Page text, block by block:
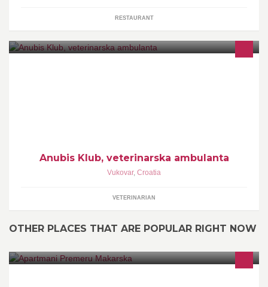
RESTAURANT
Anubis Klub, veterinarska ambulanta
Vukovar, Croatia
VETERINARIAN
OTHER PLACES THAT ARE POPULAR RIGHT NOW